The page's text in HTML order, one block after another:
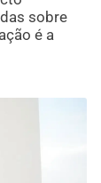
sobre
é a